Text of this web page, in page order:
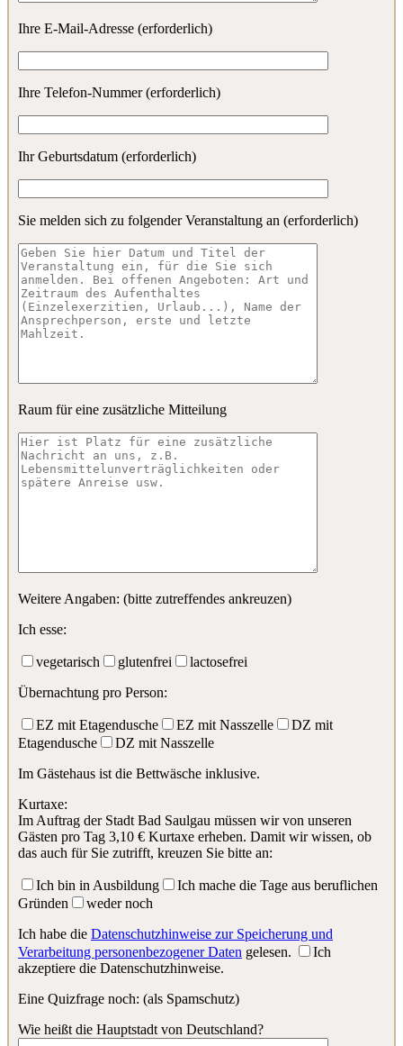
Ihre E-Mail-Adresse (erforderlich)
Ihre Telefon-Nummer (erforderlich)
Ihr Geburtsdatum (erforderlich)
Sie melden sich zu folgender Veranstaltung an (erforderlich)
Raum für eine zusätzliche Mitteilung
Weitere Angaben: (bitte zutreffendes ankreuzen)
Ich esse:
vegetarisch glutenfrei
lactosefrei
Übernachtung pro Person:
EZ mit Etagendusche EZ mit Nasszelle
DZ mit
Etagendusche
DZ mit Nasszelle
Im Gästehaus ist die Bettwäsche inklusive.
Kurtaxe:
Im Auftrag der Stadt Bad Saulgau müssen wir von unseren
Gästen pro Tag 3,10 € Kurtaxe erheben. Damit wir wissen, ob
das auch für Sie zutrifft, kreuzen Sie bitte an:
Ich bin in Ausbildung
Ich mache die Tage aus beruflichen
Gründen
weder noch
Ich habe die Datenschutzhinweise zur Speicherung und
Verarbeitung personenbezogener Daten gelesen.
Ich
akzeptiere die Datenschutzhinweise.
Eine Quizfrage noch: (als Spamschutz)
Wie heißt die Hauptstadt von Deutschland?